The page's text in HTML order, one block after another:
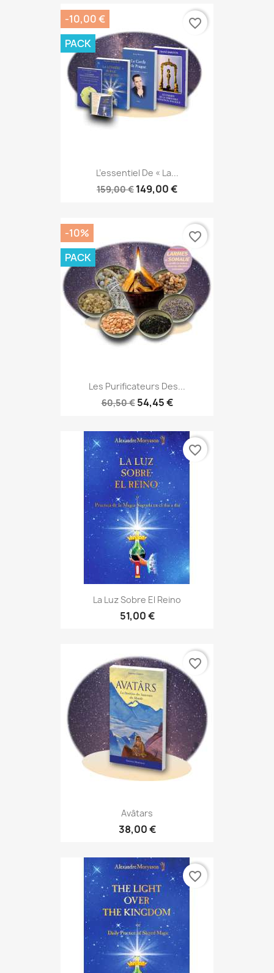
L’essentiel De « La...
159,00 € 149,00 €
-10,00 €
PACK
favorite_border
Les Purificateurs Des...
60,50 € 54,45 €
-10%
PACK
favorite_border
La Luz Sobre El Reino
51,00 €
favorite_border
Avâtars
38,00 €
favorite_border
favorite_border